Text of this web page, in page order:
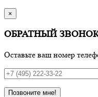
×
ОБРАТНЫЙ
Оставьте ваш номер
Позвоните мне!